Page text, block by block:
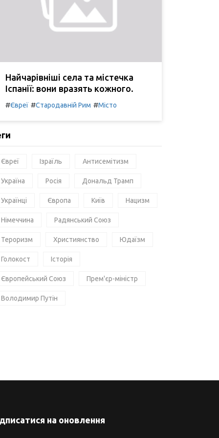
Найчарівніші села та містечка
Іспанії: вони вразять кожного.
#Євреї #Стародавній Рим #Місто
Євреї Ізраїль Антисемітизм
Україна Росія Дональд Трамп
Українці Європа Київ Нацизм
Німеччина Радянський Союз
Тероризм Християнство Юдаїзм
Голокост Історія
Європейський Союз Прем'єр-міністр
Володимир Путін
на оновлення